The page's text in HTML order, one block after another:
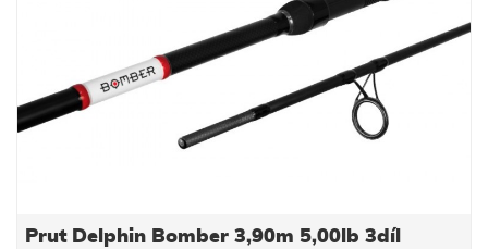
Prut Delphin Bomber 3,90m 5,00lb 3díl